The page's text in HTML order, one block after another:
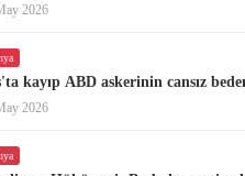
2026
kayıp ABD askerinin cansız
2026